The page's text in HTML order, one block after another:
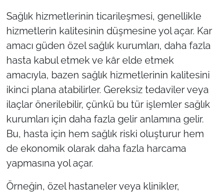
Sağlık hizmetlerinin ticarileşmesi, genellikle
hizmetlerin kalitesinin düşmesine yol açar. Kar
amacı güden özel sağlık kurumları, daha fazla
hasta kabul etmek ve kâr elde etmek
amacıyla, bazen sağlık hizmetlerinin kalitesini
ikinci plana atabilirler. Gereksiz tedaviler veya
ilaçlar önerilebilir, çünkü bu tür işlemler sağlık
kurumları için daha fazla gelir anlamına gelir.
Bu, hasta için hem sağlık riski oluşturur hem
de ekonomik olarak daha fazla harcama
yapmasına yol açar.
Örneğin, özel hastaneler veya klinikler,